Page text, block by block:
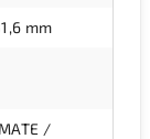
mm
/